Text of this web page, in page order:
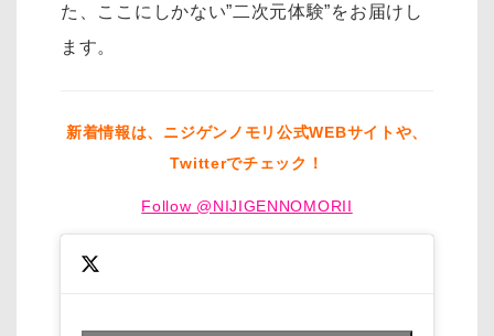
た、ここにしかない”二次元体験”をお届けし
ます。
新着情報は、ニジゲンノモリ公式WEBサイトや、
Twitterでチェック！
Follow @NIJIGENNOMORII